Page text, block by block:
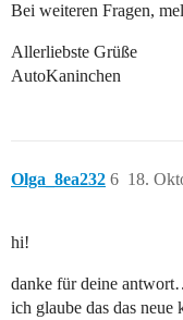
Bei weiteren Fragen,
Allerliebste Grüße
AutoKaninchen
Olga_8ea232 18.
6
hi!
danke für deine
ich glaube das das